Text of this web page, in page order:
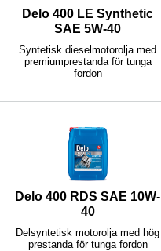
Delo 400 LE Synthetic
SAE 5W-40
Syntetisk dieselmotorolja med
premiumprestanda för tunga
fordon
Delo 400 RDS SAE 10W-
40
Delsyntetisk motorolja med hög
prestanda för tunga fordon